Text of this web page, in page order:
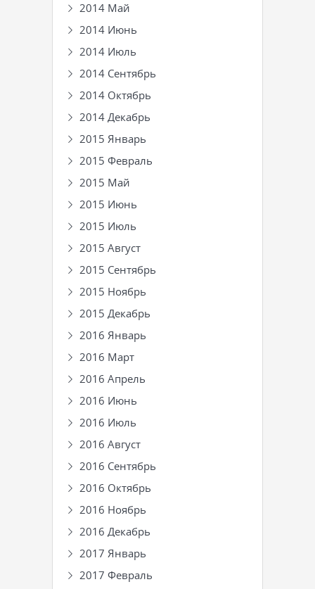
2014 Май
2014 Июнь
2014 Июль
2014 Сентябрь
2014 Октябрь
2014 Декабрь
2015 Январь
2015 Февраль
2015 Май
2015 Июнь
2015 Июль
2015 Август
2015 Сентябрь
2015 Ноябрь
2015 Декабрь
2016 Январь
2016 Март
2016 Апрель
2016 Июнь
2016 Июль
2016 Август
2016 Сентябрь
2016 Октябрь
2016 Ноябрь
2016 Декабрь
2017 Январь
2017 Февраль